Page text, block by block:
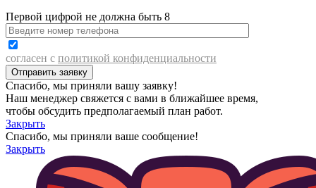
Первой цифрой не должна быть 8
согласен с политикой конфиденциальности
Спасибо, мы приняли вашу заявку!
Наш менеджер свяжется с вами в ближайшее время,
чтобы обсудить предполагаемый план работ.
Закрыть
Спасибо, мы приняли ваше сообщение!
Закрыть